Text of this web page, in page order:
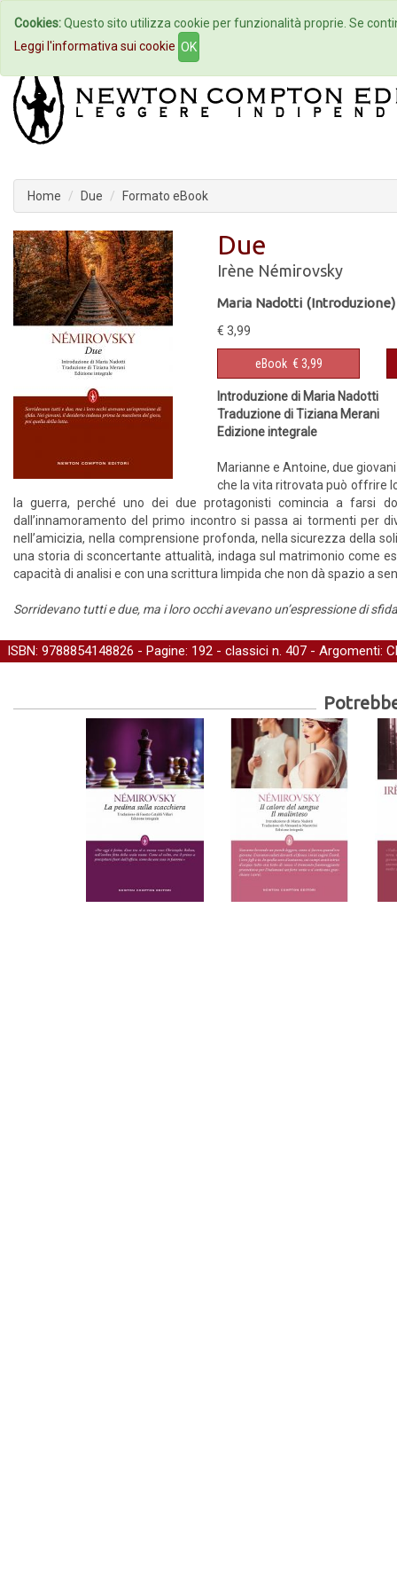
Home Autori Eventi
Home Due Formato eBook
Due
Irène Némirovsky
Maria Nadotti (Introduzione)
€ 3,99
eBook € 3,99
Introduzione di Maria Nadotti
Traduzione di Tiziana Merani
Edizione integrale
Marianne e Antoine, due
che la vita ritrovata può offrire
la guerra, perché uno dei due protagonisti comincia a farsi
dall’innamoramento del primo incontro si passa ai tormenti per
nell’amicizia, nella comprensione profonda, nella sicurezza della
una storia di sconcertante attualità, indaga sul matrimonio come
capacità di analisi e con una scrittura limpida che non dà spazio a
Sorridevano tutti e due, ma i loro occhi avevano un’espressione di
ISBN: 9788854148826 - Pagine: 192 - classici n. 407 - Argomenti:
Cookies:Questo sito utilizza cookie per funzionalità proprie. Se
Leggi l'informativa sui cookie OK